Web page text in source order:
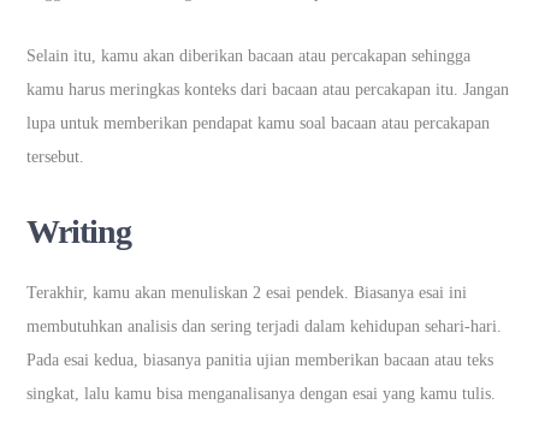
Selain itu, kamu akan diberikan bacaan atau percakapan sehingga
kamu harus meringkas konteks dari bacaan atau percakapan itu. Jangan
lupa untuk memberikan pendapat kamu soal bacaan atau percakapan
tersebut.
Writing
Terakhir, kamu akan menuliskan 2 esai pendek. Biasanya esai ini
membutuhkan analisis dan sering terjadi dalam kehidupan sehari-hari.
Pada esai kedua, biasanya panitia ujian memberikan bacaan atau teks
singkat, lalu kamu bisa menganalisanya dengan esai yang kamu tulis.